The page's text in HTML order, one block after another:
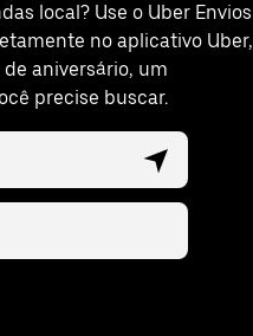
local? Use o Uber Envios
no aplicativo Uber,
aniversário, um
precise buscar.